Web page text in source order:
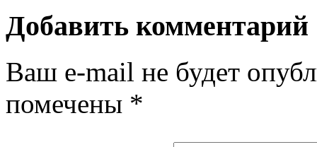
Добавить комментарий
Ваш e-mail не будет
помечены *